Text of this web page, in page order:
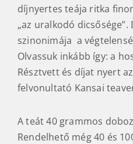
díjnyertes teája ritka
„az uralkodó
szinonimája a
Olvassuk inkább így: a
Résztvett és díjat nyert
felvonultató Kansai
A teát 40 grammos
Rendelhető még 40 és